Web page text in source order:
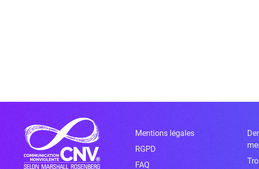
Mentions légales
RGPD
FAQ